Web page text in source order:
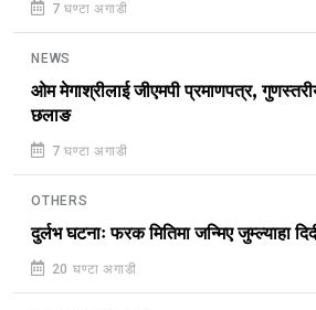
7 घण्टा अगाडी
NEWS
ओम मेगाश्रीलाई जीएमपी प्रमाणपत्र,
छलाङ
7 घण्टा अगाडी
OTHERS
दुर्लभ घटनाः फरक मितिमा जन्मिए जुम्ल्याहा
20 घण्टा अगाडी